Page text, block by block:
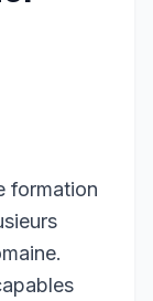
formation